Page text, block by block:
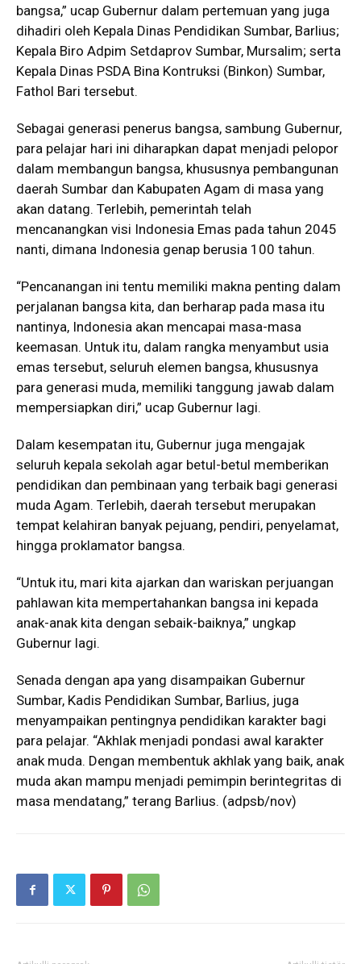
bangsa,” ucap Gubernur dalam pertemuan yang juga
dihadiri oleh Kepala Dinas Pendidikan Sumbar, Barlius;
Kepala Biro Adpim Setdaprov Sumbar, Mursalim; serta
Kepala Dinas PSDA Bina Kontruksi (Binkon) Sumbar,
Fathol Bari tersebut.
Sebagai generasi penerus bangsa, sambung Gubernur,
para pelajar hari ini diharapkan dapat menjadi pelopor
dalam membangun bangsa, khususnya pembangunan
daerah Sumbar dan Kabupaten Agam di masa yang
akan datang. Terlebih, pemerintah telah
mencanangkan visi Indonesia Emas pada tahun 2045
nanti, dimana Indonesia genap berusia 100 tahun.
“Pencanangan ini tentu memiliki makna penting dalam
perjalanan bangsa kita, dan berharap pada masa itu
nantinya, Indonesia akan mencapai masa-masa
keemasan. Untuk itu, dalam rangka menyambut usia
emas tersebut, seluruh elemen bangsa, khususnya
para generasi muda, memiliki tanggung jawab dalam
mempersiapkan diri,” ucap Gubernur lagi.
Dalam kesempatan itu, Gubernur juga mengajak
seluruh kepala sekolah agar betul-betul memberikan
pendidikan dan pembinaan yang terbaik bagi generasi
muda Agam. Terlebih, daerah tersebut merupakan
tempat kelahiran banyak pejuang, pendiri, penyelamat,
hingga proklamator bangsa.
“Untuk itu, mari kita ajarkan dan wariskan perjuangan
pahlawan kita mempertahankan bangsa ini kepada
anak-anak kita dengan sebaik-baiknya,” ungkap
Gubernur lagi.
Senada dengan apa yang disampaikan Gubernur
Sumbar, Kadis Pendidikan Sumbar, Barlius, juga
menyampaikan pentingnya pendidikan karakter bagi
para pelajar. “Akhlak menjadi pondasi awal karakter
anak muda. Dengan membentuk akhlak yang baik, anak
muda akan mampu menjadi pemimpin berintegritas di
masa mendatang,” terang Barlius. (adpsb/nov)